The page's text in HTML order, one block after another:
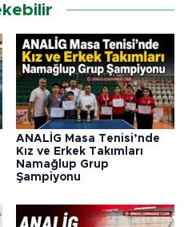
ANALİG Masa Tenisi’nde
Kız ve Erkek Takımları
Namağlup Grup
Şampiyonu